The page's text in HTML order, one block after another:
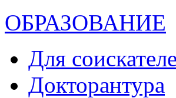
ОБРАЗОВАНИЕ
Для
Докторантура